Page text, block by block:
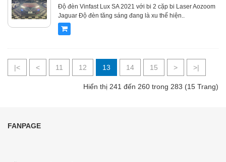
Độ đèn Vinfast Lux SA 2021 với bi 2 cặp bi Laser Aozoom
Jaguar Độ đèn tăng sáng đang là xu thế hiện..
|< < 11 12 13 14 15 > >|
Hiển thị 241 đến 260 trong 283 (15 Trang)
FANPAGE